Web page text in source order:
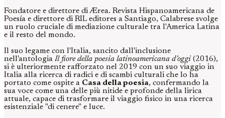
Fondatore e direttore di Ærea. Revista Hispanoamericana de
Poesía e direttore di RIL editores a Santiago, Calabrese svolge
un ruolo cruciale di mediazione culturale tra l'America Latina
e il resto del mondo.
Il suo legame con l'Italia, sancito dall'inclusione
nell'antologia Il fiore della poesia latinoamericana d’oggi (2016),
si è ulteriormente rafforzato nel 2019 con un suo viaggio in
Italia alla ricerca di radici e di scambi culturali che lo ha
portato come ospite a Casa della poesia, confermando la
sua voce come una delle più nitide e profonde della lirica
attuale, capace di trasformare il viaggio fisico in una ricerca
esistenziale "di cenere" e luce.